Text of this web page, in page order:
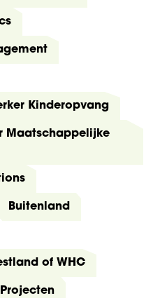
Kinderopvang
Maatschappelijke
Buitenland
of WHC
Projecten